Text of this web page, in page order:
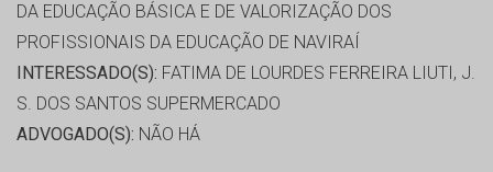
DA EDUCAÇÃO BÁSICA E DE VALORIZAÇÃO DOS
PROFISSIONAIS DA EDUCAÇÃO DE NAVIRAÍ
INTERESSADO(S): FATIMA DE LOURDES FERREIRA LIUTI, J.
S. DOS SANTOS SUPERMERCADO
ADVOGADO(S): NÃO HÁ